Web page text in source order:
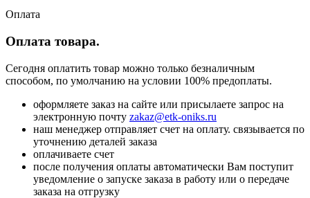
Оплата
Оплата товара.
Сегодня оплатить товар можно только безналичным
способом, по умолчанию на условии 100% предоплаты.
оформляете заказ на сайте или присылаете запрос на
электронную почту zakaz@etk-oniks.ru
наш менеджер отправляет счет на оплату. связывается по
уточнению деталей заказа
оплачиваете счет
после получения оплаты автоматически Вам поступит
уведомление о запуске заказа в работу или о передаче
заказа на отгрузку